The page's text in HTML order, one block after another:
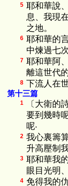
5 耶和華說
息、我現
之地。
6 耶和華的
中煉過七次
7 耶和華阿
離這世代的
8 下流人在
第十三篇
1
〔大衛的
要到幾時
呢‧
2 我心裏籌
升高壓制
3 耶和華我
眼目光明
4 免得我的